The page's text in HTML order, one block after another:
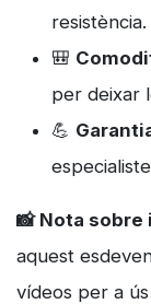
resistència.
🎒
per deixar
💪
📸 Nota
aquest
vídeos per a